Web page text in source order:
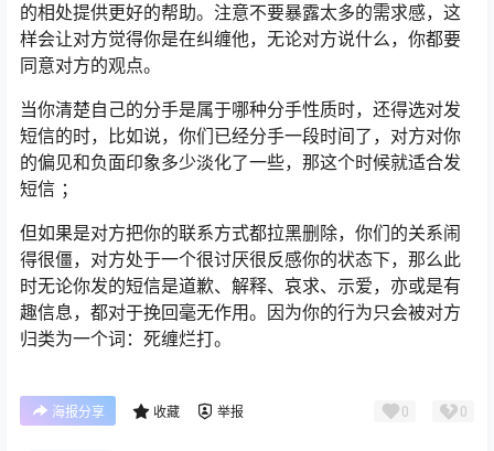
的相处提供更好的帮助。注意不要暴露太多的需求感，这
样会让对方觉得你是在纠缠他，无论对方说什么，你都要
同意对方的观点。
当你清楚自己的分手是属于哪种分手性质时，还得选对发
短信的时，比如说，你们已经分手一段时间了，对方对你
的偏见和负面印象多少淡化了一些，那这个时候就适合发
短信 ；
但如果是对方把你的联系方式都拉黑删除，你们的关系闹
得很僵，对方处于一个很讨厌很反感你的状态下，那么此
时无论你发的短信是道歉、解释、哀求、示爱，亦或是有
趣信息，都对于挽回毫无作用。因为你的行为只会被对方
归类为一个词：死缠烂打。
海报分享 收藏 举报 0 0